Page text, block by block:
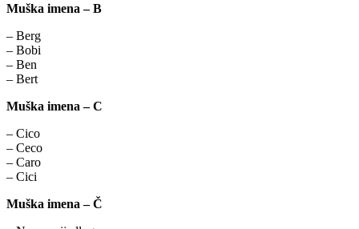
Muška imena – B
– Berg
– Bobi
– Ben
– Bert
Muška imena – C
– Cico
– Ceco
– Caro
– Cici
Muška imena – Č